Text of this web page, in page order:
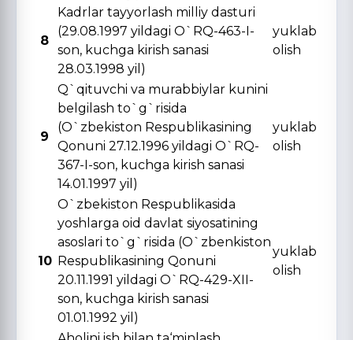
8
Kadrlar tayyorlash milliy dasturi
(29.08.1997 yildagi O`RQ-463-I-
son, kuchga kirish sanasi
28.03.1998 yil)
yuklab
olish
9
Q`qituvchi va murabbiylar kunini
belgilash to`g`risida
(O`zbekiston Respublikasining
Qonuni 27.12.1996 yildagi O`RQ-
367-I-son, kuchga kirish sanasi
14.01.1997 yil)
yuklab
olish
10
O`zbekiston Respublikasida
yoshlarga oid davlat siyosatining
asoslari to`g`risida (O`zbenkiston
Respublikasining Qonuni
20.11.1991 yildagi O`RQ-429-XII-
son, kuchga kirish sanasi
01.01.1992 yil)
yuklab
olish